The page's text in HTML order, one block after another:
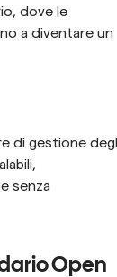
dove le
a diventare un
senza
Open